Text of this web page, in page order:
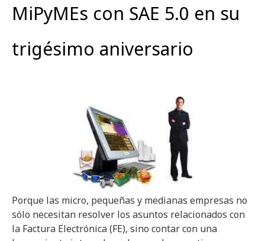
MiPyMEs con SAE 5.0 en su
trigésimo aniversario
Porque las micro, pequeñas y medianas empresas no
sólo necesitan resolver los asuntos relacionados con
la Factura Electrónica (FE), sino contar con una